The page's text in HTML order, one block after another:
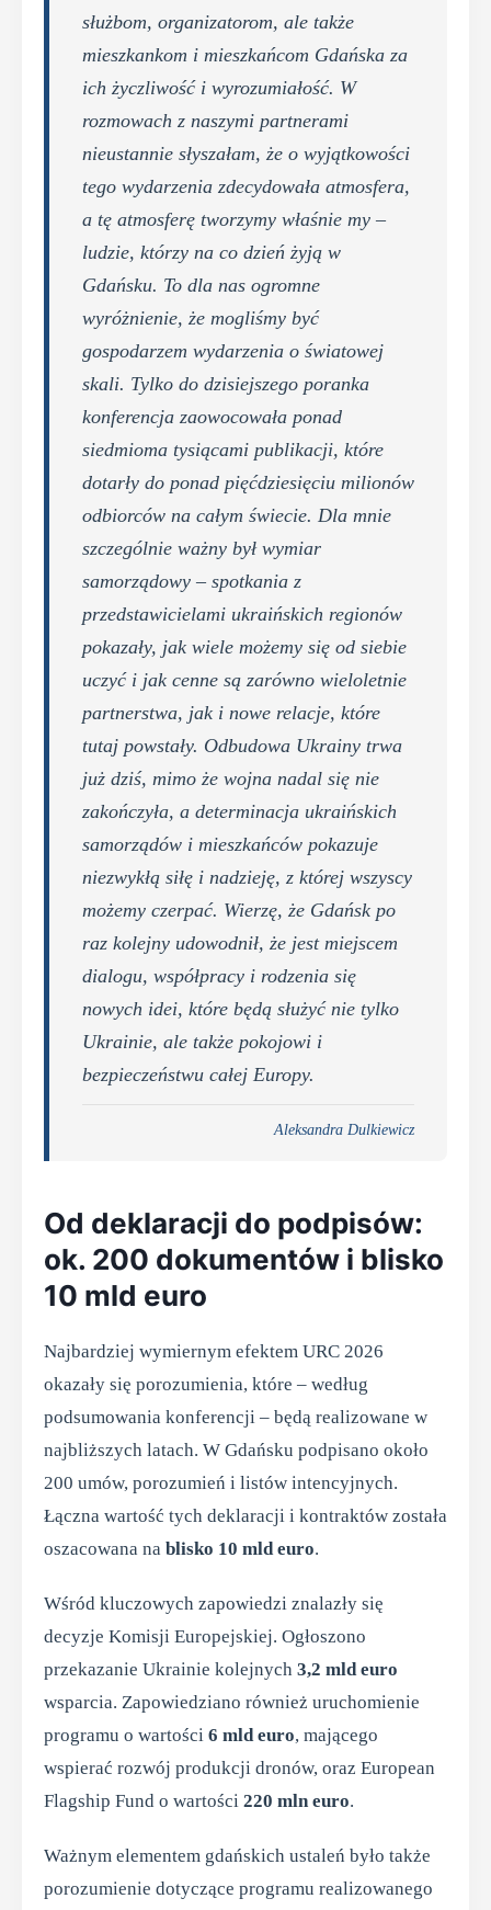
służbom, organizatorom, ale także
mieszkankom i mieszkańcom Gdańska za
ich życzliwość i wyrozumiałość. W
rozmowach z naszymi partnerami
nieustannie słyszałam, że o wyjątkowości
tego wydarzenia zdecydowała atmosfera,
a tę atmosferę tworzymy właśnie my –
ludzie, którzy na co dzień żyją w
Gdańsku. To dla nas ogromne
wyróżnienie, że mogliśmy być
gospodarzem wydarzenia o światowej
skali. Tylko do dzisiejszego poranka
konferencja zaowocowała ponad
siedmioma tysiącami publikacji, które
dotarły do ponad pięćdziesięciu milionów
odbiorców na całym świecie. Dla mnie
szczególnie ważny był wymiar
samorządowy – spotkania z
przedstawicielami ukraińskich regionów
pokazały, jak wiele możemy się od siebie
uczyć i jak cenne są zarówno wieloletnie
partnerstwa, jak i nowe relacje, które
tutaj powstały. Odbudowa Ukrainy trwa
już dziś, mimo że wojna nadal się nie
zakończyła, a determinacja ukraińskich
samorządów i mieszkańców pokazuje
niezwykłą siłę i nadzieję, z której wszyscy
możemy czerpać. Wierzę, że Gdańsk po
raz kolejny udowodnił, że jest miejscem
dialogu, współpracy i rodzenia się
nowych idei, które będą służyć nie tylko
Ukrainie, ale także pokojowi i
bezpieczeństwu całej Europy.
Aleksandra Dulkiewicz
Od deklaracji do podpisów:
ok. 200 dokumentów i blisko
10 mld euro
Najbardziej wymiernym efektem URC 2026
okazały się porozumienia, które – według
podsumowania konferencji – będą realizowane w
najbliższych latach. W Gdańsku podpisano około
200 umów, porozumień i listów intencyjnych.
Łączna wartość tych deklaracji i kontraktów została
oszacowana na blisko 10 mld euro.
Wśród kluczowych zapowiedzi znalazły się
decyzje Komisji Europejskiej. Ogłoszono
przekazanie Ukrainie kolejnych 3,2 mld euro
wsparcia. Zapowiedziano również uruchomienie
programu o wartości 6 mld euro, mającego
wspierać rozwój produkcji dronów, oraz European
Flagship Fund o wartości 220 mln euro.
Ważnym elementem gdańskich ustaleń było także
porozumienie dotyczące programu realizowanego